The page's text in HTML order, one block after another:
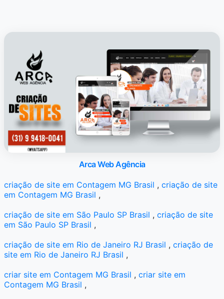
Arca Web Agência
criação de site em Contagem MG Brasil ,criação de site
em Contagem MG Brasil ,
criação de site em São Paulo SP Brasil ,criação de site
em São Paulo SP Brasil ,
criação de site em Rio de Janeiro RJ Brasil ,criação de
site em Rio de Janeiro RJ Brasil ,
criar site em Contagem MG Brasil ,criar site em
Contagem MG Brasil ,